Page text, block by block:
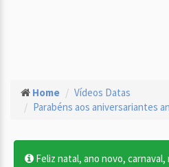
Home
Vídeos Datas
Parabéns aos aniversariantes
Feliz natal, ano novo, carnaval,